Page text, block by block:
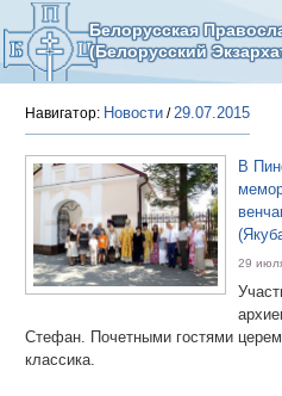
Белорусская
(Белорусский
Навигатор: Новости /29.07.2015
В
29
Стефан. Почетными гостями
классика.